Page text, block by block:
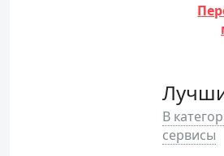
В
сервисы